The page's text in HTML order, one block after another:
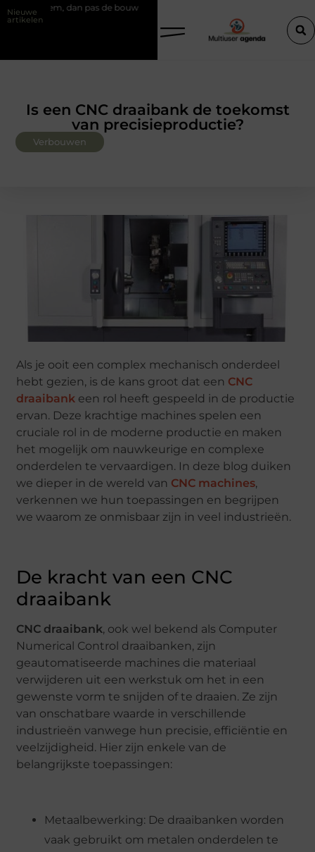
Nieuwe
artikelen
de bouw Slim kiezen voor wisselweer met een tussenjas
Is een CNC draaibank de toekomst
van precisieproductie?
Verbouwen
Als je ooit een complex mechanisch onderdeel
hebt gezien, is de kans groot dat een CNC
draaibank een rol heeft gespeeld in de productie
ervan. Deze krachtige machines spelen een
cruciale rol in de moderne productie en maken
het mogelijk om nauwkeurige en complexe
onderdelen te vervaardigen. In deze blog duiken
we dieper in de wereld van CNC machines,
verkennen we hun toepassingen en begrijpen
we waarom ze onmisbaar zijn in veel industrieën.
De kracht van een CNC
draaibank
CNC draaibank, ook wel bekend als Computer
Numerical Control draaibanken, zijn
geautomatiseerde machines die materiaal
verwijderen uit een werkstuk om het in een
gewenste vorm te snijden of te draaien. Ze zijn
van onschatbare waarde in verschillende
industrieën vanwege hun precisie, efficiëntie en
veelzijdigheid. Hier zijn enkele van de
belangrijkste toepassingen:
Metaalbewerking: De draaibanken worden
vaak gebruikt om metalen onderdelen te